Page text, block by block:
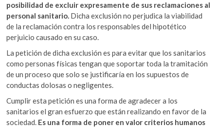
posibilidad de excluir expresamente de sus reclamaciones al
personal sanitario. Dicha exclusión no perjudica la viabilidad
de la reclamación contra los responsables del hipotético
perjuicio causado en su caso.
La petición de dicha exclusión es para evitar que los sanitarios
como personas físicas tengan que soportar toda la tramitación
de un proceso que solo se justificaría en los supuestos de
conductas dolosas o negligentes.
Cumplir esta petición es una forma de agradecer a los
sanitarios el gran esfuerzo que están realizando en favor de la
sociedad. Es una forma de poner en valor criterios humanos